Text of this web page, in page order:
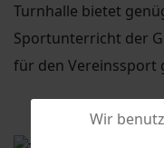
Turnhalle bietet
Sportunterricht der
für den Vereinssport
Wir